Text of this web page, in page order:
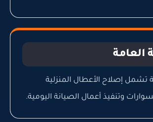
العامة
تشمل إصلاح الأعطال المنزلية
وتنفيذ أعمال الصيانة اليومية.